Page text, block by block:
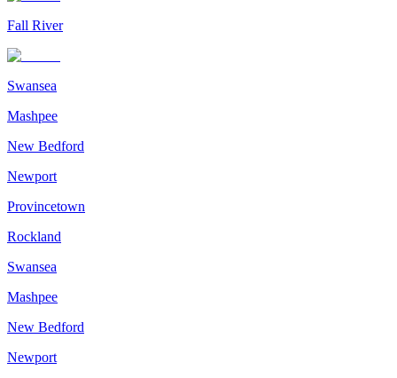
Fall River
Swansea
Mashpee
New Bedford
Newport
Provincetown
Rockland
Swansea
Mashpee
New Bedford
Newport